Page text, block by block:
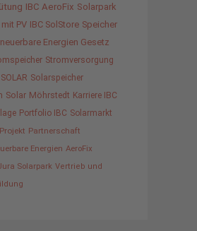
IBC AeroFix Solarpark
PV IBC SolStore Speicher
Energien Gesetz
Stromversorgung
Solarspeicher
Solar Möhrstedt Karriere IBC
Portfolio IBC Solarmarkt
Projekt Partnerschaft
Energien AeroFix
Solarpark Vertrieb und